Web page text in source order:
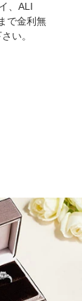
ト
、ALI
で金利無
い。